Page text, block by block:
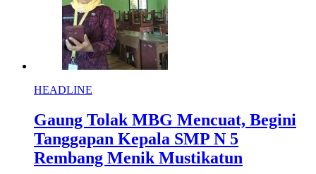
HEADLINE
Gaung Tolak MBG Mencuat, Begini
Tanggapan Kepala SMP N 5
Rembang Menik Mustikatun